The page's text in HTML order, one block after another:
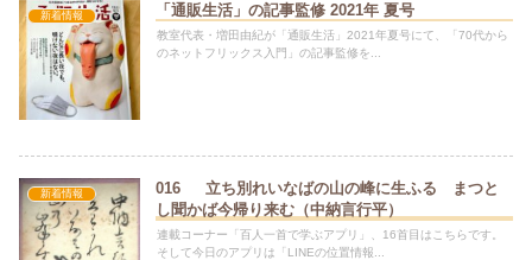
新着情報 「通販生活」の記事監修 2021年 夏号
教室代表・増田由紀が「通販生活」2021年夏号にて、「70代から
のネットフリックス入門」の記事監修を...
新着情報
016 立ち別れいなばの山の峰に生ふる まつと
し聞かば今帰り来む（中納言行平）
連載コーナー「百人一首で学ぶアプリ」、16首目はこちらです。
そして今日のアプリは「LINEの位置情報...